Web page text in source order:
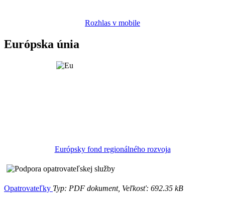
Rozhlas v mobile
Európska únia
Európsky fond regionálného rozvoja
Opatrovateľky Typ: PDF dokument, Veľkosť: 692.35 kB